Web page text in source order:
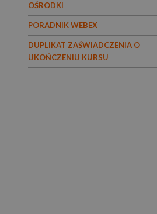
OŚRODKI
PORADNIK WEBEX
DUPLIKAT ZAŚWIADCZENIA O
UKOŃCZENIU KURSU